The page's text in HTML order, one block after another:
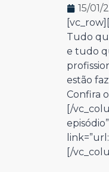
15/01/
Tudo
e tudo
estão
Confira
[/
[/